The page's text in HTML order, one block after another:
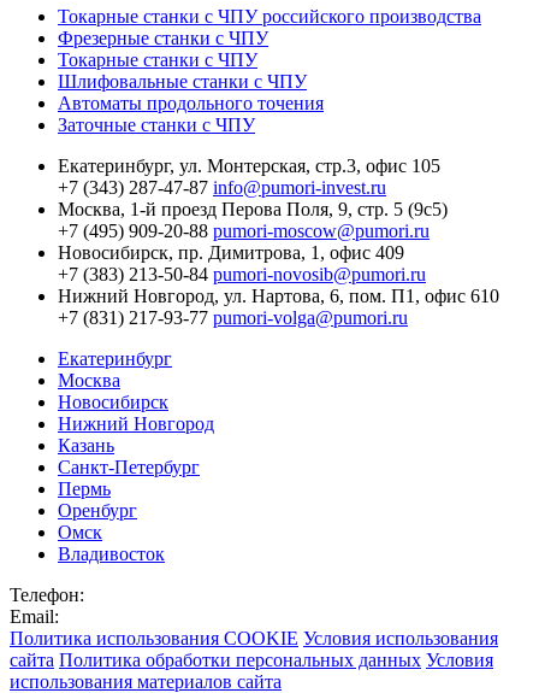
Токарные станки с ЧПУ российского производства
Фрезерные станки с ЧПУ
Токарные станки с ЧПУ
Шлифовальные станки с ЧПУ
Автоматы продольного точения
Заточные станки с ЧПУ
Екатеринбург, ул. Монтерская, стр.3, офис 105
+7 (343) 287-47-87 info@pumori-invest.ru
Москва, 1-й проезд Перова Поля, 9, стр. 5 (9с5)
+7 (495) 909-20-88 pumori-moscow@pumori.ru
Новосибирск, пр. Димитрова, 1, офис 409
+7 (383) 213-50-84 pumori-novosib@pumori.ru
Нижний Новгород, ул. Нартова, 6, пом. П1, офис 610
+7 (831) 217-93-77 pumori-volga@pumori.ru
Екатеринбург
Москва
Новосибирск
Нижний Новгород
Казань
Санкт-Петербург
Пермь
Оренбург
Омск
Владивосток
Телефон:
Email:
Политика использования COOKIE Условия использования
сайта Политика обработки персональных данных Условия
использования материалов сайта